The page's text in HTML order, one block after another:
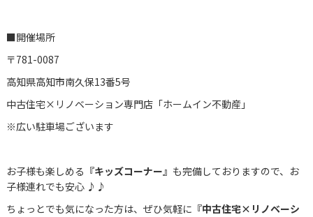
■開催場所
〒781-0087
高知県高知市南久保13番5号
中古住宅×リノベーション専門店「ホームイン不動産」
※広い駐車場ございます
お子様も楽しめる 『キッズコーナー』 も完備しておりますので、お
子様連れでも安心 ♪♪
ちょっとでも気になった方は、ぜひ気軽に 『中古住宅×リノベーシ